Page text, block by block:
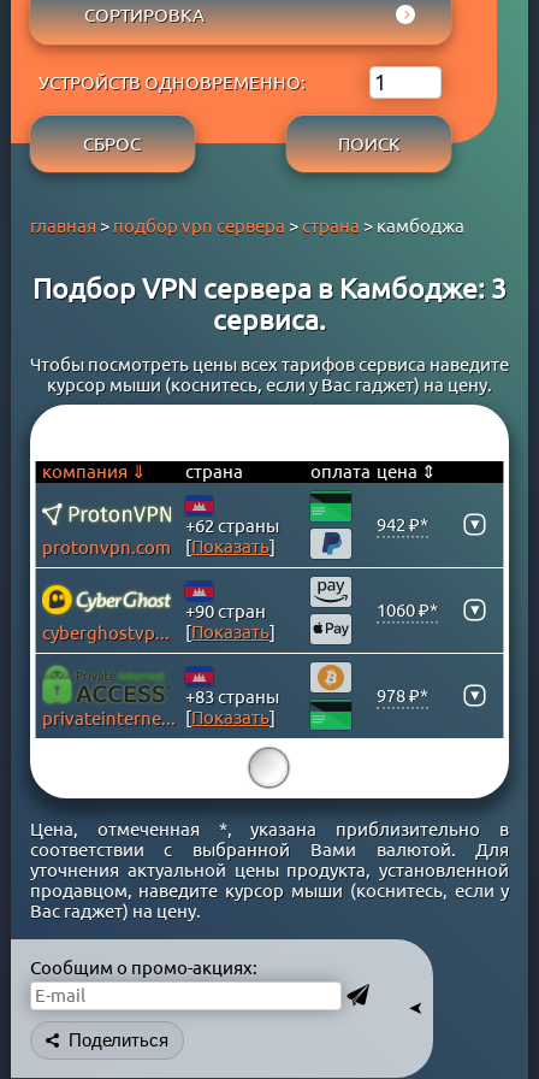
АРУБА
АФГАНИСТАН
БАРБАДОС
БАХРЕЙН
БЕЛЬГИЯ
БОЛГАРИЯ
БОСНИЯ
БРАЗИЛИЯ
ВЕЛИКОБРИТАНИЯ
ВЕНГРИЯ
ВЕНЕСУЭЛА
ВИРГИНСКИЕ ОСТРОВА
ВЬЕТНАМ
ГАНА
ГЕРМАНИЯ
ГОНКОНГ
ГРЕНЛАНДИЯ
ДОМИНИКАНСКАЯ Р-КА
ЕГИПЕТ
ИЗРАИЛЬ
ИНДОНЕЗИЯ
ИРАК
ИРАН
APPLE PAY
PAYPAL
PERFECT MONEY
QIWI
WEBMONEY
БАНКОВСКАЯ КАРТА
БАНКОВСКИЙ ПЕРЕВОД
КРИПТОВАЛЮТА
ЮMONEY
ADBLOCK
СОБСТВЕННЫЙ DNS
P2P
STREAM
БЕСПЛАТНЫЙ ПЕРИОД
TORRENT
СОРТИРОВКА
ЦЕНА ⇓
ЦЕНА ⇑
УСТРОЙСТВ ОДНОВРЕМЕННО:
СБРОС ПОИСК
➤
Сообщим о промо-акциях:
Поделиться
главная > подбор vpn сервера >страна > камбоджа
Подбор VPN сервера в Камбодже: 3
сервиса.
Чтобы посмотреть цены всех тарифов сервиса наведите
курсор мыши (коснитесь, если у Вас гаджет) на цену.
компания ⇓ страна оплата цена ⇕
protonvpn.com
+62 страны
[Показать]
942 ₽* ▾
cyberghostvpn.com
+90 стран
[Показать]
1060 ₽* ▾
privateinternetaccess.com
+83 страны
[Показать]
978 ₽* ▾
Цена, отмеченная *, указана приблизительно в
соответствии с выбранной Вами валютой. Для
уточнения актуальной цены продукта, установленной
продавцом, наведите курсор мыши (коснитесь, если у
Вас гаджет) на цену.